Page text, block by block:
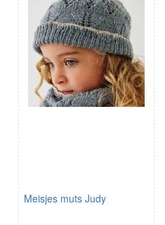
Meisjes muts Judy